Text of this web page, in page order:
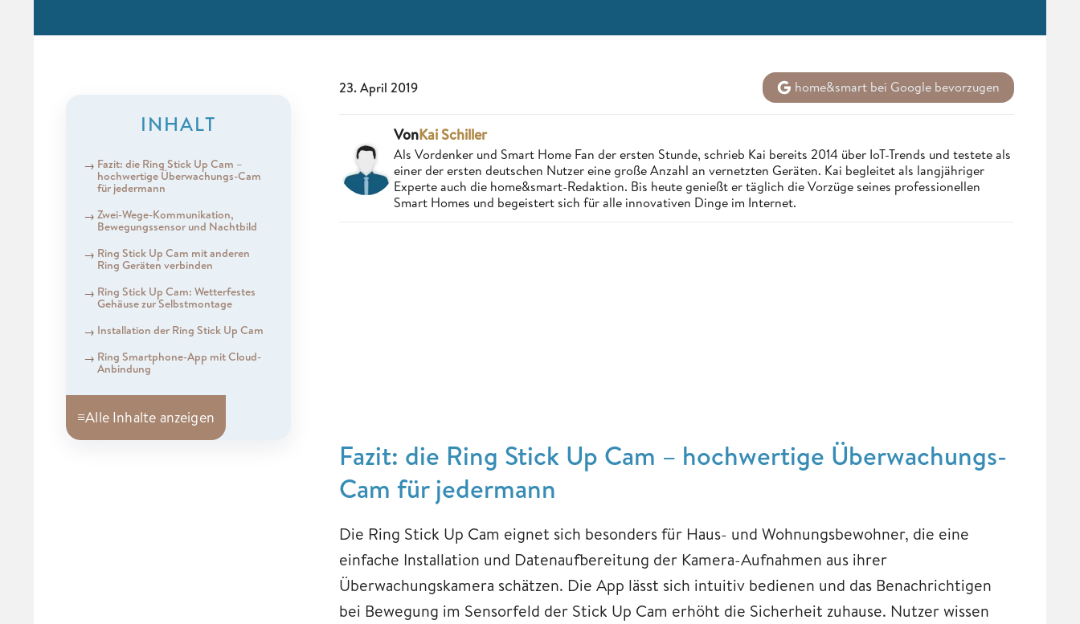
INHALT
Fazit: die Ring Stick Up Cam –
hochwertige Überwachungs-Cam
für jedermann
Zwei-Wege-Kommunikation,
Bewegungssensor und Nachtbild
Ring Stick Up Cam mit anderen
Ring Geräten verbinden
Ring Stick Up Cam: Wetterfestes
Gehäuse zur Selbstmontage
Installation der Ring Stick Up Cam
Ring Smartphone-App mit Cloud-
Anbindung
≡Alle Inhalte anzeigen
23. April 2019 home&smart bei Google bevorzugen
VonKai Schiller
Als Vordenker und Smart Home Fan der ersten Stunde, schrieb Kai bereits 2014 über IoT-Trends und testete als
einer der ersten deutschen Nutzer eine große Anzahl an vernetzten Geräten. Kai begleitet als langjähriger
Experte auch die home&smart-Redaktion. Bis heute genießt er täglich die Vorzüge seines professionellen
Smart Homes und begeistert sich für alle innovativen Dinge im Internet.
Fazit: die Ring Stick Up Cam – hochwertige Überwachungs-
Cam für jedermann
Die Ring Stick Up Cam eignet sich besonders für Haus- und Wohnungsbewohner, die eine
einfache Installation und Datenaufbereitung der Kamera-Aufnahmen aus ihrer
Überwachungskamera schätzen. Die App lässt sich intuitiv bedienen und das Benachrichtigen
bei Bewegung im Sensorfeld der Stick Up Cam erhöht die Sicherheit zuhause. Nutzer wissen